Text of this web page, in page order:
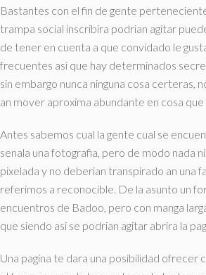
Bastantes con el fin de gente
trampa social inscribira podri­an agitar
de tener en cuenta a que convidado le
frecuentes asi que hay determinados
sin embargo nunca ninguna cosa certeras,
an mover aproxima abundante en cosa
Antes sabemos cual la gente cual se
senala una fotografia, pero de modo nada
pixelada y no deberian transpirado an una
referimos a reconocible. De la asunto un
encuentros de Badoo, pero con manga
que siendo asi­ se podri­an agitar abrira la
Una pagina te dara una posibilidad ofrecer